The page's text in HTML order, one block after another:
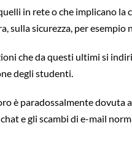
in rete o che implicano
sulla sicurezza, per
che da questi ultimi si
degli studenti.
è paradossalmente
e gli scambi di e-mail